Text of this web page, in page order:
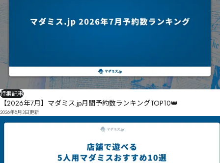
特集記事
【2026年7月】マダミス.jp月間予約数ランキングTOP10👑
2026年8月3日更新